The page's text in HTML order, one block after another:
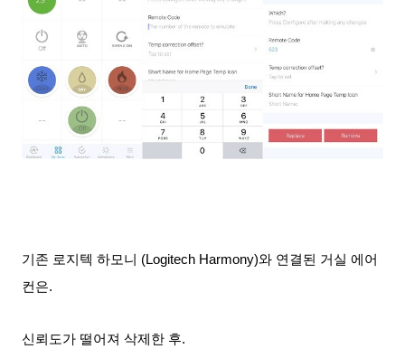
기존 로지텍 하모니 (Logitech Harmony)와 연결된 거실 에어
컨은.
신뢰도가 떨어져 삭제한 후.